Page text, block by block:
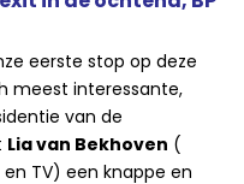
eerste stop op deze
meest interessante,
van de
Lia van Bekhoven (
TV) een knappe en